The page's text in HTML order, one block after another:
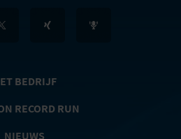
BEDRIJF
RECORD RUN
NIEUWS